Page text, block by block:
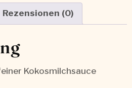
Rezensionen (0)
Kokosmilchsauce